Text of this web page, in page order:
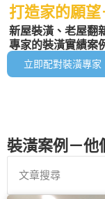
打造家的願望
新屋裝潢、老屋翻
專家的裝潢實績案
立即配對裝潢專家
裝潢案例－他